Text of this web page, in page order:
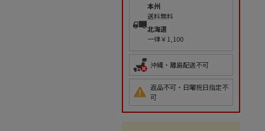
本州
送料無料
北海道
一律￥1,100
沖縄・離島配送不可
返品不可・日曜祝日指定不
可